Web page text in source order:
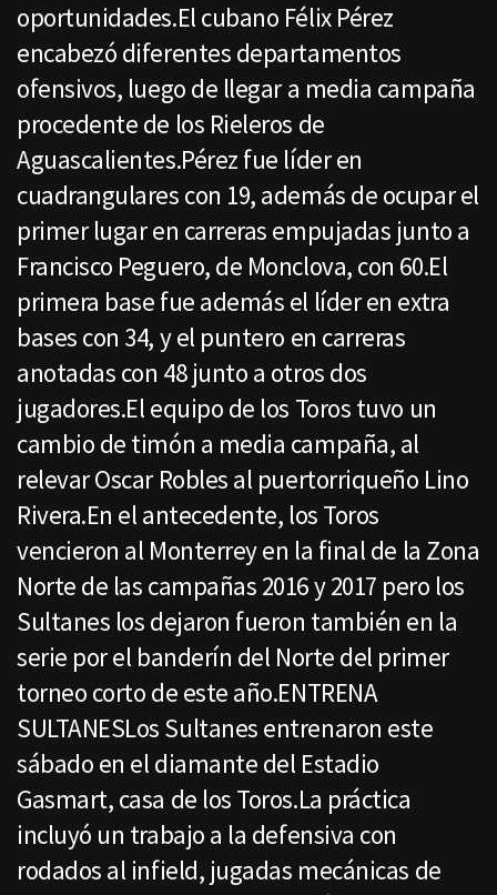
oportunidades.El cubano Félix Pérez
encabezó diferentes departamentos
ofensivos, luego de llegar a media campaña
procedente de los Rieleros de
Aguascalientes.Pérez fue líder en
cuadrangulares con 19, además de ocupar el
primer lugar en carreras empujadas junto a
Francisco Peguero, de Monclova, con 60.El
primera base fue además el líder en extra
bases con 34, y el puntero en carreras
anotadas con 48 junto a otros dos
jugadores.El equipo de los Toros tuvo un
cambio de timón a media campaña, al
relevar Oscar Robles al puertorriqueño Lino
Rivera.En el antecedente, los Toros
vencieron al Monterrey en la final de la Zona
Norte de las campañas 2016 y 2017 pero los
Sultanes los dejaron fueron también en la
serie por el banderín del Norte del primer
torneo corto de este año.ENTRENA
SULTANESLos Sultanes entrenaron este
sábado en el diamante del Estadio
Gasmart, casa de los Toros.La práctica
incluyó un trabajo a la defensiva con
rodados al infield, jugadas mecánicas de